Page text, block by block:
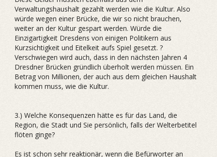
Verwaltungshaushalt gezahlt werden wie die Kultur. Also
würde wegen einer Brücke, die wir so nicht brauchen,
weiter an der Kultur gespart werden. Würde die
Einzigartigkeit Dresdens von einigen Politikern aus
Kurzsichtigkeit und Eitelkeit aufs Spiel gesetzt. ?
Verschwiegen wird auch, dass in den nächsten Jahren 4
Dresdner Brücken gründlich überholt werden müssen. Ein
Betrag von Millionen, der auch aus dem gleichen Haushalt
kommen muss, wie die Kultur.
3.) Welche Konsequenzen hätte es für das Land, die
Region, die Stadt und Sie persönlich, falls der Welterbetitel
flöten ginge?
Es ist schon sehr reaktionär, wenn die Befürworter an